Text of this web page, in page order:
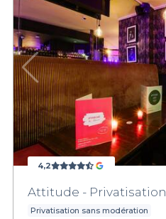
4,2
Attitude - Privatisation
Privatisation sans modération